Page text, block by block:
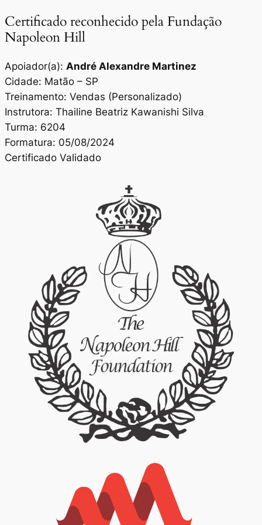
Certificado reconhecido pela Fundação
Napoleon Hill
Apoiador(a): André Alexandre Martinez
Cidade: Matão – SP
Treinamento: Vendas (Personalizado)
Instrutora: Thailine Beatriz Kawanishi Silva
Turma: 6204
Formatura: 05/08/2024
Certificado Validado